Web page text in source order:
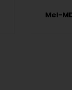
Mel-